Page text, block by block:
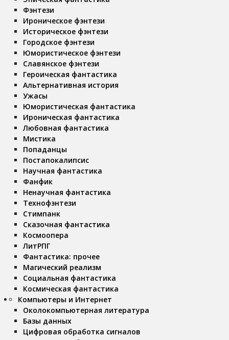
Фэнтези
Ироническое фэнтези
Историческое фэнтези
Городское фэнтези
Юмористическое фэнтези
Славянское фэнтези
Героическая фантастика
Альтернативная история
Ужасы
Юмористическая фантастика
Ироническая фантастика
Любовная фантастика
Мистика
Попаданцы
Постапокалипсис
Научная фантастика
Фанфик
Ненаучная фантастика
Технофэнтези
Стимпанк
Сказочная фантастика
Космоопера
ЛитРПГ
Фантастика: прочее
Магический реализм
Социальная фантастика
Космическая фантастика
Компьютеры и Интернет
Околокомпьютерная литература
Базы данных
Цифровая обработка сигналов